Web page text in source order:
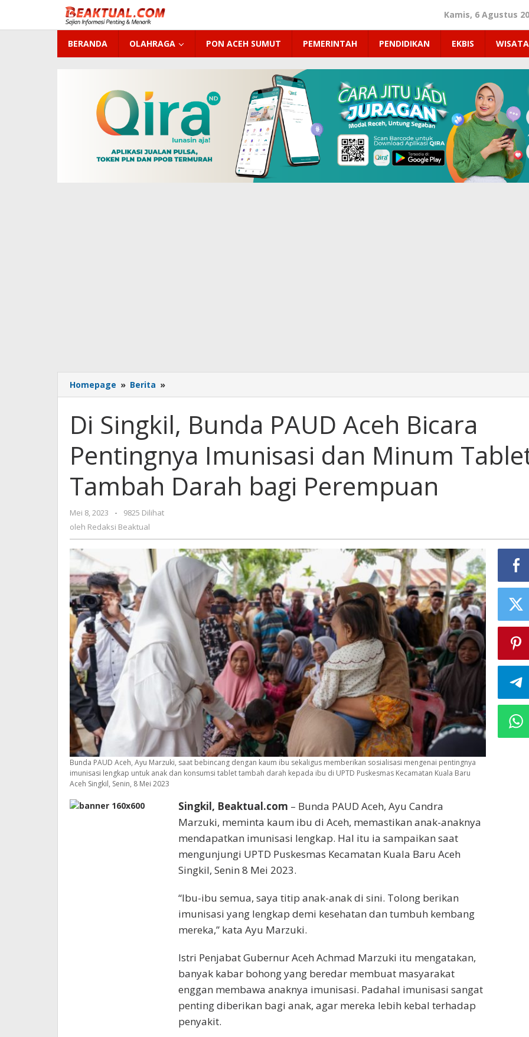
konten
Kamis, 6 Agustus
BERANDA OLAHRAGA PON ACEH SUMUT PEMERINTAH PENDIDIKAN EKBIS WISATA
Homepage » Berita »
Singkil,
Aceh
Pentingnya
Imunisasi
dan
Minum
Perempuan
Di Singkil, Bunda PAUD Aceh Bicara
Pentingnya Imunisasi dan Minum
Tambah Darah bagi Perempuan
Mei 8, 2023
oleh
Redaksi
-
9825 Dilihat
oleh Redaksi Beaktual
Bunda PAUD Aceh, Ayu Marzuki, saat bebincang dengan kaum ibu sekaligus memberikan sosialisasi mengenai pentingnya
imunisasi lengkap untuk anak dan konsumsi tablet tambah darah kepada ibu di UPTD Puskesmas Kecamatan Kuala Baru
Aceh Singkil, Senin, 8 Mei 2023
Singkil, Beaktual.com – Bunda PAUD Aceh, Ayu Candra
Marzuki, meminta kaum ibu di Aceh, memastikan anak-anaknya
mendapatkan imunisasi lengkap. Hal itu ia sampaikan saat
mengunjungi UPTD Puskesmas Kecamatan Kuala Baru Aceh
Singkil, Senin 8 Mei 2023.
“Ibu-ibu semua, saya titip anak-anak di sini. Tolong berikan
imunisasi yang lengkap demi kesehatan dan tumbuh kembang
mereka,” kata Ayu Marzuki.
Istri Penjabat Gubernur Aceh Achmad Marzuki itu mengatakan,
banyak kabar bohong yang beredar membuat masyarakat
enggan membawa anaknya imunisasi. Padahal imunisasi sangat
penting diberikan bagi anak, agar mereka lebih kebal terhadap
penyakit.